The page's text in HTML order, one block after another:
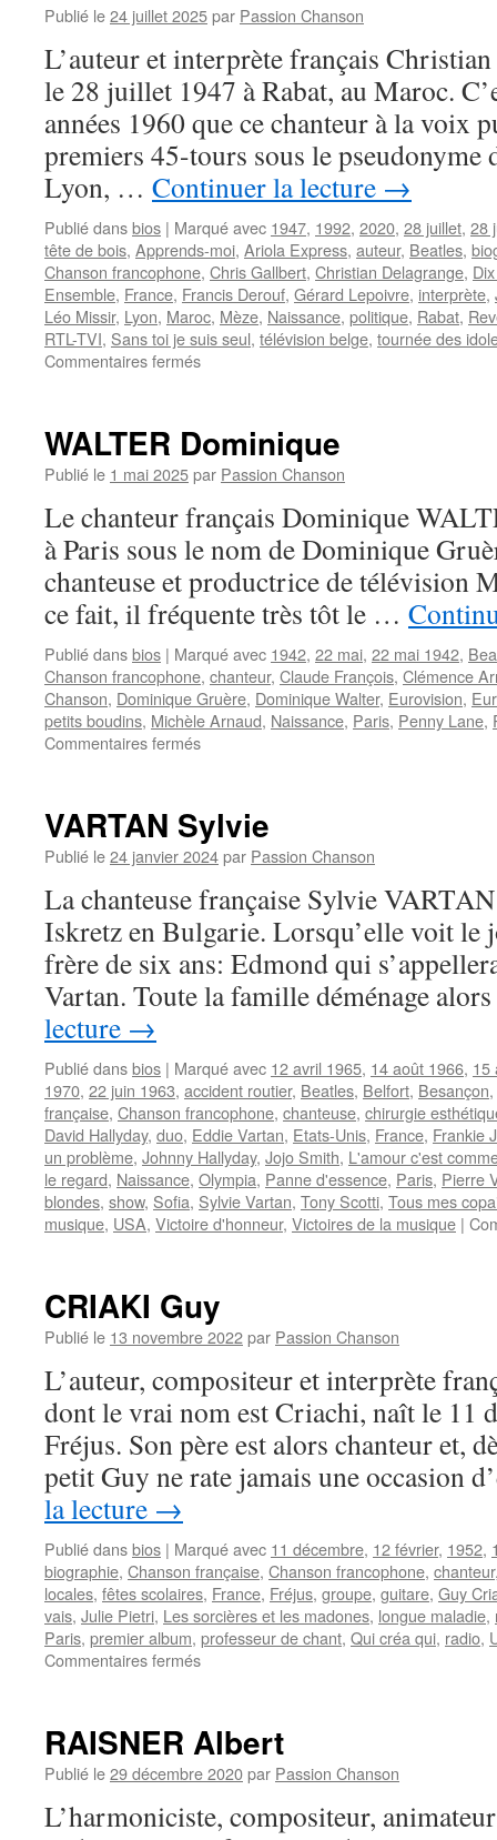
Publié le24 juillet 2025par Passion Chanson
L’auteur et interprète français
le 28 juillet 1947 à Rabat, au Maroc.
années 1960 que ce chanteur à la voix
premiers 45-tours sous le
Lyon, … Continuer la lecture →
Publié dansbios | Marqué avec 1947, 1992, 2020, 28 juillet, 28
tête de bois, Apprends-moi, Ariola Express, auteur, Beatles,
Chanson francophone, Chris Gallbert, Christian Delagrange,
Ensemble, France, Francis Derouf, Gérard Lepoivre, interprète,
Léo Missir, Lyon, Maroc, Mèze, Naissance, politique, Rabat,
RTL-TVI, Sans toi je suis seul, télévision belge, tournée des
Commentaires ferméssur
WALTER Dominique
Publié le 1 mai 2025par Passion Chanson
Le chanteur français Dominique
à Paris sous le nom de Dominique
chanteuse et productrice de télévision
ce fait, il fréquente très tôt le …
Publié dansbios | Marqué avec 1942, 22 mai, 22 mai 1942,
Chanson francophone, chanteur, Claude François, Clémence
Chanson, Dominique Gruère, Dominique Walter, Eurovision,
petits boudins, Michèle Arnaud, Naissance, Paris, Penny Lane,
Commentaires ferméssur
VARTAN Sylvie
Publié le24 janvier 2024par Passion Chanson
La chanteuse française Sylvie
Iskretz en Bulgarie. Lorsqu’elle voit le
frère de six ans: Edmond qui
Vartan. Toute la famille déménage
lecture →
Publié dansbios | Marqué avec 12 avril 1965, 14 août 1966, 15
1970, 22 juin 1963, accident routier, Beatles, Belfort, Besançon,
française, Chanson francophone, chanteuse, chirurgie
David Hallyday, duo, Eddie Vartan, Etats-Unis, France, Frankie
un problème, Johnny Hallyday, Jojo Smith, L'amour c'est
le regard, Naissance, Olympia, Panne d'essence, Paris, Pierre
blondes, show, Sofia, Sylvie Vartan, Tony Scotti, Tous mes
musique, USA, Victoire d'honneur, Victoires de la musique |
CRIAKI Guy
Publié le 13 novembre 2022par Passion Chanson
L’auteur, compositeur et interprète
dont le vrai nom est Criachi, naît le 11
Fréjus. Son père est alors chanteur et,
petit Guy ne rate jamais une occasion
la lecture →
Publié dansbios | Marqué avec 11 décembre, 12 février, 1952,
biographie, Chanson française, Chanson francophone, chanteur
locales, fêtes scolaires, France, Fréjus, groupe, guitare, Guy
vais, Julie Pietri, Les sorcières et les madones, longue maladie,
Paris, premier album, professeur de chant, Qui créa qui, radio,
Commentaires ferméssur
RAISNER Albert
Publié le29 décembre 2020par Passion Chanson
L’harmoniciste, compositeur,